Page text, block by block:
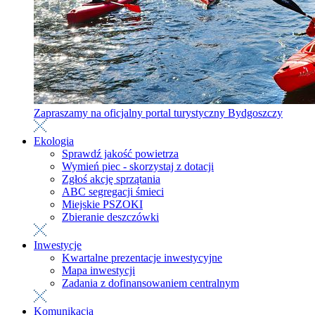
Zapraszamy na oficjalny portal turystyczny Bydgoszczy
Ekologia
Sprawdź jakość powietrza
Wymień piec - skorzystaj z dotacji
Zgłoś akcję sprzątania
ABC segregacji śmieci
Miejskie PSZOKI
Zbieranie deszczówki
Inwestycje
Kwartalne prezentacje inwestycyjne
Mapa inwestycji
Zadania z dofinansowaniem centralnym
Komunikacja